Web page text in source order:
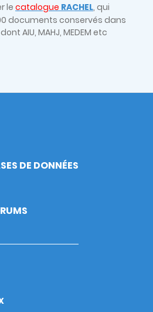
le catalogue RACHEL, qui
documents conservés dans
AIU, MAHJ, MEDEM etc
DE DONNÉES